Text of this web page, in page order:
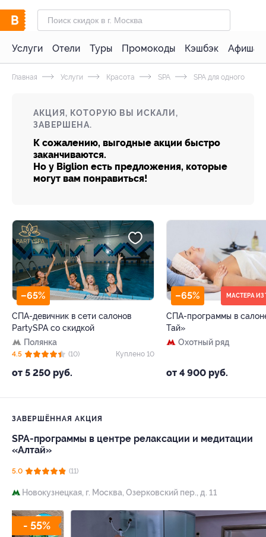
Услуги Отели Туры Промокоды Кэшбэк Афиша
Главная Услуги Красота SPA SPA для одного
АКЦИЯ, КОТОРУЮ ВЫ ИСКАЛИ,
ЗАВЕРШЕНА.
К сожалению, выгодные акции быстро
заканчиваются.
Но у Biglion есть предложения, которые
могут вам понравиться!
–65%
СПА-девичник в сети салонов
PartySPA со скидкой
Полянка
от 5 250 руб.
4.5 (10) Куплено 10
–65% МАСТЕРА
СПА-программы в
Тай»
Охотный ряд
от 4 900 руб.
ЗАВЕРШЁННАЯ АКЦИЯ
SPA-программы в центре релаксации и медитации
«Алтай»
5.0 (11)
Новокузнецкая, г. Москва, Озерковский пер., д. 11
- 55%